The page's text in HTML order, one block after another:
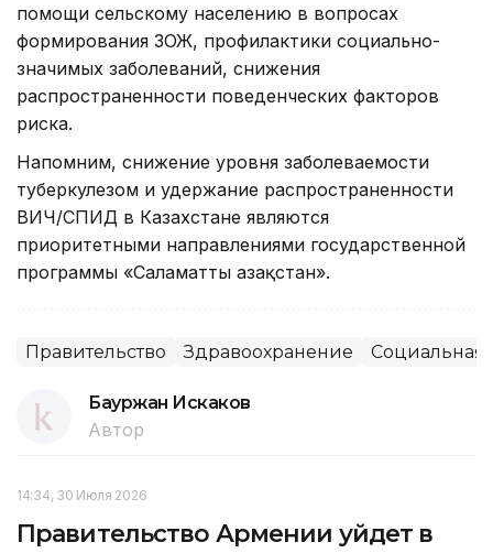
помощи сельскому населению в вопросах
формирования ЗОЖ, профилактики социально-
значимых заболеваний, снижения
распространенности поведенческих факторов
риска.
Напомним, снижение уровня заболеваемости
туберкулезом и удержание распространенности
ВИЧ/СПИД в Казахстане являются
приоритетными направлениями государственной
программы «Саламатты Қазақстан».
Правительство Здравоохранение Социальная
Бауржан Искаков
Автор
14:34, 30 Июля 2026
Правительство Армении уйдет в